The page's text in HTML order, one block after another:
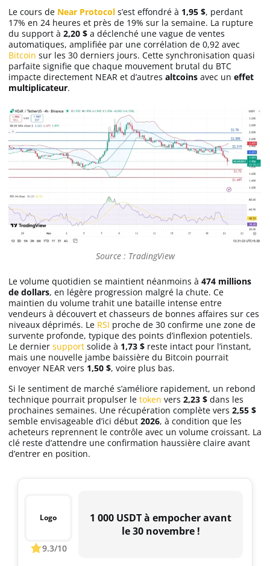
Dogecoin (DOGE)
Binance Coin (BNB)
Trading
C’est quoi ?
Meilleur Broker
Indicateurs techniques
Meilleures plateformes
Meilleurs wallets
Le cours de Near Protocol s’est effondré à 1,95 $, perdant
17% en 24 heures et près de 19% sur la semaine. La rupture
du support à 2,20 $ a déclenché une vague de ventes
automatiques, amplifiée par une corrélation de 0,92 avec
Bitcoin sur les 30 derniers jours. Cette synchronisation quasi
parfaite signifie que chaque mouvement brutal du BTC
impacte directement NEAR et d’autres altcoins avec un effet
multiplicateur.
Source : TradingView
Le volume quotidien se maintient néanmoins à 474 millions
de dollars, en légère progression malgré la chute. Ce
maintien du volume trahit une bataille intense entre
vendeurs à découvert et chasseurs de bonnes affaires sur ces
niveaux déprimés. Le RSI proche de 30 confirme une zone de
survente profonde, typique des points d’inflexion potentiels.
Le dernier support solide à 1,73 $ reste intact pour l’instant,
mais une nouvelle jambe baissière du Bitcoin pourrait
envoyer NEAR vers 1,50 $, voire plus bas.
Si le sentiment de marché s’améliore rapidement, un rebond
technique pourrait propulser le token vers 2,23 $ dans les
prochaines semaines. Une récupération complète vers 2,55 $
semble envisageable d’ici début 2026, à condition que les
acheteurs reprennent le contrôle avec un volume croissant. La
clé reste d’attendre une confirmation haussière claire avant
d’entrer en position.
Logo
9.3/10
1 000 USDT à empocher avant
le 30 novembre !